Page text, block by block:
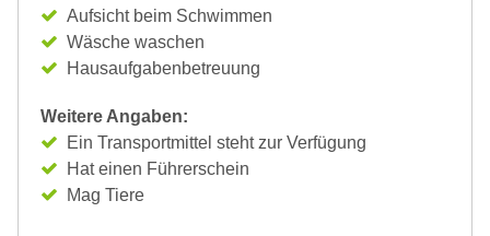
Aufsicht beim Schwimmen
Wäsche waschen
Hausaufgabenbetreuung
Weitere Angaben:
Ein Transportmittel steht zur Verfügung
Hat einen Führerschein
Mag Tiere